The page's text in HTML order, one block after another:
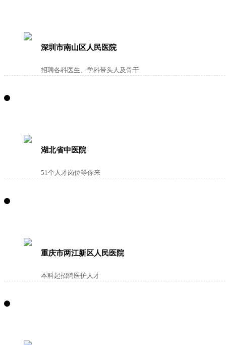
深圳市南山区人民医院
招聘各科医生、学科带头人及骨干
湖北省中医院
51个人才岗位等你来
重庆市两江新区人民医院
本科起招聘医护人才